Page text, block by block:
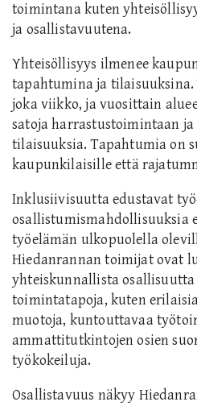
toimintana kuten
ja osallistavuutena.
Yhteisöllisyys ilmenee
tapahtumina ja
joka viikko, ja vuosittain
satoja harrastustoimintaan
tilaisuuksia. Tapahtumia on
kaupunkilaisille että
Inklusiivisuutta edustavat
osallistumismahdollisuuksia
työelämän ulkopuolella
Hiedanrannan toimijat ovat
yhteiskunnallista
toimintatapoja, kuten
muotoja, kuntouttavaa
ammattitutkintojen osien
työkokeiluja.
Osallistavuus näkyy